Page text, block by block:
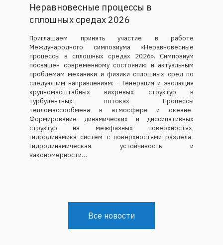
Неравновесные процессы в
сплошных средах 2026
Приглашаем принять участие в работе
Международного симпозиума «Неравновесные
процессы в сплошных средах 2026». Симпозиум
посвящен современному состоянию и актуальным
проблемам механики и физики сплошных сред по
следующим направлениям: - Генерация и эволюция
крупномасштабных вихревых структур в
турбулентных потоках- Процессы
тепломассообмена в атмосфере и океане-
Формирование динамических и диссипативных
структур на межфазных поверхностях,
гидродинамика систем с поверхностями раздела-
Гидродинамическая устойчивость и
закономерности…
Все новости